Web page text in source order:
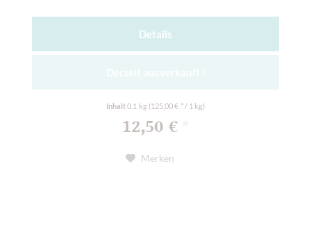
Details
Inhalt0.1 kg (125,00 € * / 1 kg)
12,50 €
Merken